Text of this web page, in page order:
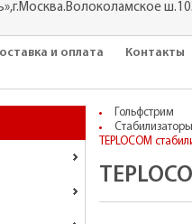
и оплата Контакты
Гольфстрим
TEPLOCOM